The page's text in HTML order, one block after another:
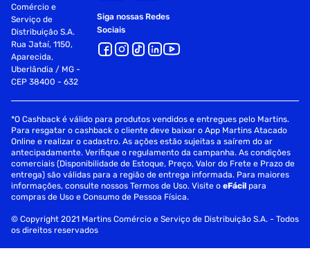
de PRO VEG PROTEIN ou conforme orientação profissional.
Experimente também preparar com
leites vegetais ou sua bebida
preferida.
``ESTE PRODUTO NÃO É UM MEDICAMENTO´´.
``NÃO EXCEDER A RECOMENDAÇÃO DIÁRIA DE CONSUMO
INDICADA NA EMBALAGEM´´.
``MANTENHA FORA DO ALCANCE
DE CRIANÇAS´´.
Comércio e
Serviço de
Distribuição S.A.
Rua Jataí, 1150,
Aparecida,
Uberlândia / MG -
CEP 38400 - 632
Siga nossas Redes
Sociais
*O Cashback é válido para produtos vendidos e entregues pelo Martins.
Para resgatar o cashback o cliente deve baixar o App Martins Atacado
Online e realizar o cadastro. As ações estão sujeitas a saírem do ar
antecipadamente. Verifique o regulamento da campanha. As condições
comerciais (Disponibilidade de Estoque, Preço, Valor do Frete e Prazo de
entrega) são válidas para a região de entrega informada. Para maiores
informações, consulte nossos Termos de Uso. Visite oeFácil para
compras de Uso e Consumo de Pessoa Física.
© Copyright 2021 Martins Comércio e Serviço de Distribuição S.A. - Todos
os direitos reservados